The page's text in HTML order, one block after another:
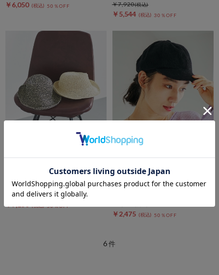
￥6,050 50％OFF
￥5,544 30％OFF
￥7,920
DOUX ARCHIVES
クロシェバケットハット
￥7,150 50％OFF
￥14,300
DOUX ARCHIVES
［コントロールフリーク］シャ
￥2,475 50％OFF
6件